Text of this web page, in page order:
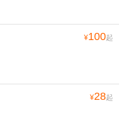
¥100起
¥28起